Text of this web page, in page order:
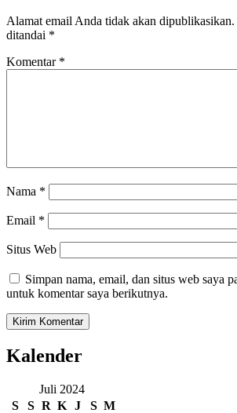
Alamat email Anda tidak akan dipublikasikan.
ditandai *
Komentar *
Nama *
Email *
Situs Web
Simpan nama, email, dan situs web saya
untuk komentar saya berikutnya.
Kalender
Juli 2024
S
S R K J S M